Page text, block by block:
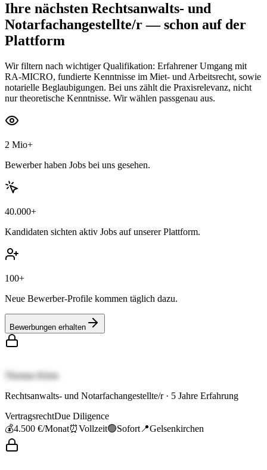
Ihre nächsten Rechtsanwalts- und
Notarfachangestellte/r— schon auf der
Plattform
Wir filtern nach wichtiger Qualifikation: Erfahrener Umgang mit
RA-MICRO, fundierte Kenntnisse im Miet- und Arbeitsrecht, sowie
notarielle Beglaubigungen. Bei uns zählt die Praxisrelevanz, nicht
nur theoretische Kenntnisse. Wir wählen passgenau aus.
2 Mio+
Bewerber haben Jobs bei uns gesehen.
40.000+
Kandidaten sichten aktiv Jobs auf unserer Plattform.
100+
Neue Bewerber-Profile kommen täglich dazu.
Bewerbungen erhalten
Thomas Klein
Rechtsanwalts- und Notarfachangestellte/r· 5 Jahre Erfahrung
VertragsrechtDue Diligence
💰4.500 €/Monat⏰Vollzeit🟢Sofort 📍Gelsenkirchen